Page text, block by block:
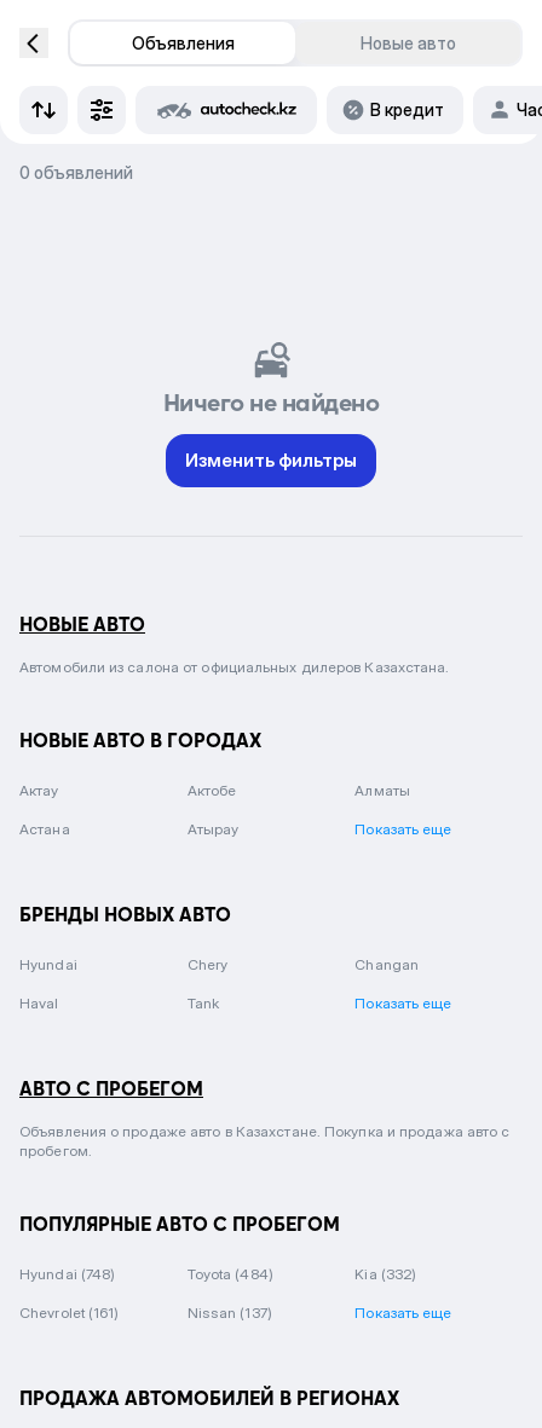
Объявления Новые авто
В кредит
0 объявлений
Ничего не найдено
Изменить фильтры
НОВЫЕ АВТО
Автомобили из салона от официальных дилеров Казахстана.
НОВЫЕ АВТО В ГОРОДАХ
Актау Актобе Алматы
Астана Атырау Показать еще
БРЕНДЫ НОВЫХ АВТО
Hyundai Chery Changan
Haval Tank Показать еще
АВТО С ПРОБЕГОМ
Объявления о продаже авто в Казахстане. Покупка и продажа авто с
пробегом.
ПОПУЛЯРНЫЕ АВТО С ПРОБЕГОМ
Hyundai (748) Toyota (484) Kia (332)
Chevrolet (161) Nissan (137) Показать еще
ПРОДАЖА АВТОМОБИЛЕЙ В РЕГИОНАХ